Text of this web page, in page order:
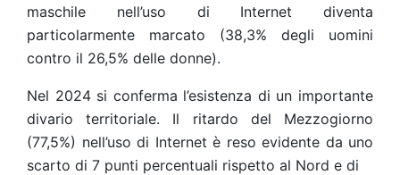
maschile nell’uso di Internet diventa
particolarmente marcato (38,3% degli uomini
contro il 26,5% delle donne).
Nel 2024 si conferma l’esistenza di un importante
divario territoriale. Il ritardo del Mezzogiorno
(77,5%) nell’uso di Internet è reso evidente da uno
scarto di 7 punti percentuali rispetto al Nord e di